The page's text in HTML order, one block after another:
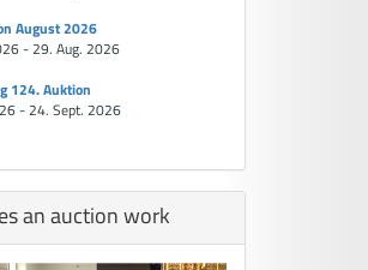
August 2026
- 29. Aug. 2026
124. Auktion
- 24. Sept. 2026
an auction work